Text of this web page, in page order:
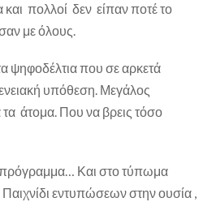
πολλοί δεν είπαν ποτέ το
με όλους.
ψηφοδέλτια που σε αρκετά
υπόθεση. Μεγάλος
άτομα. Που να βρεις τόσο
Και στο τύπωμα
εντυπώσεων στην ουσία ,